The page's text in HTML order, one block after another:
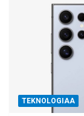
TEKNOLOGIAA